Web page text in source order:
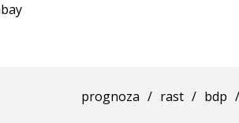
prognoza / rast / bdp /